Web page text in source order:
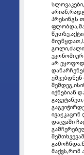
პრესინგს
არ
უშვებდნენ
იქნებიან
დაცვაში
მაქვს,რომ